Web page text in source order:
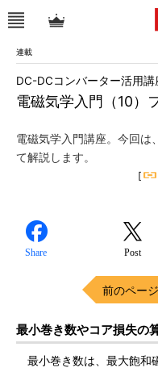
連載
電磁気学入門（10）
DC-DCコンバーター活用講
電磁気学入門講座。今回は
て解説します。
[
Share Post
前のペー
最小巻き数やコア損失の
最小巻き数は、最大飽和